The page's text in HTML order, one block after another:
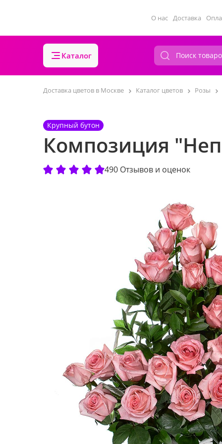
О нас Доставка
Каталог
Доставка цветов в Москве Каталог цветов Розы
Крупный бутон
Композиция
490 Отзывов и оценок